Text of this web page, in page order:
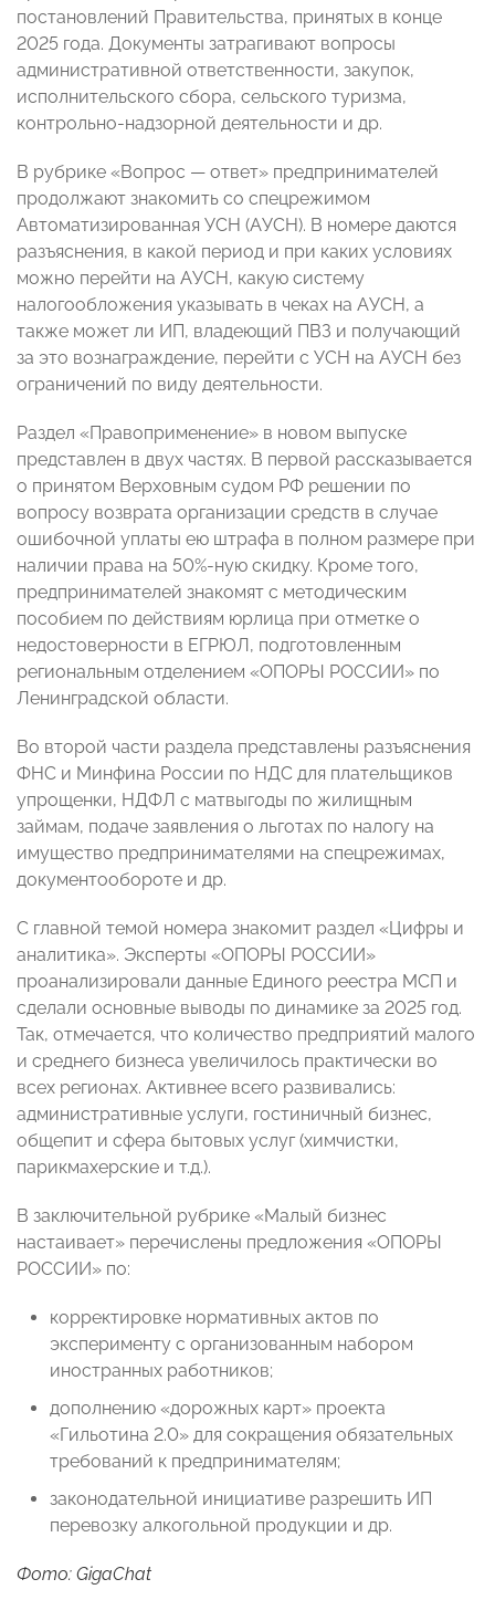
постановлений Правительства, принятых в конце
2025 года. Документы затрагивают вопросы
административной ответственности, закупок,
исполнительского сбора, сельского туризма,
контрольно-надзорной деятельности и др.
В рубрике «Вопрос — ответ» предпринимателей
продолжают знакомить со спецрежимом
Автоматизированная УСН (АУСН). В номере даются
разъяснения, в какой период и при каких условиях
можно перейти на АУСН, какую систему
налогообложения указывать в чеках на АУСН, а
также может ли ИП, владеющий ПВЗ и получающий
за это вознаграждение, перейти с УСН на АУСН без
ограничений по виду деятельности.
Раздел «Правоприменение» в новом выпуске
представлен в двух частях. В первой рассказывается
о принятом Верховным судом РФ решении по
вопросу возврата организации средств в случае
ошибочной уплаты ею штрафа в полном размере при
наличии права на 50%-ную скидку. Кроме того,
предпринимателей знакомят с методическим
пособием по действиям юрлица при отметке о
недостоверности в ЕГРЮЛ, подготовленным
региональным отделением «ОПОРЫ РОССИИ» по
Ленинградской области.
Во второй части раздела представлены разъяснения
ФНС и Минфина России по НДС для плательщиков
упрощенки, НДФЛ с матвыгоды по жилищным
займам, подаче заявления о льготах по налогу на
имущество предпринимателями на спецрежимах,
документообороте и др.
С главной темой номера знакомит раздел «Цифры и
аналитика». Эксперты «ОПОРЫ РОССИИ»
проанализировали данные Единого реестра МСП и
сделали основные выводы по динамике за 2025 год.
Так, отмечается, что количество предприятий малого
и среднего бизнеса увеличилось практически во
всех регионах. Активнее всего развивались:
административные услуги, гостиничный бизнес,
общепит и сфера бытовых услуг (химчистки,
парикмахерские и т.д.).
В заключительной рубрике «Малый бизнес
настаивает» перечислены предложения «ОПОРЫ
РОССИИ» по:
корректировке нормативных актов по
эксперименту с организованным набором
иностранных работников;
дополнению «дорожных карт» проекта
«Гильотина 2.0» для сокращения обязательных
требований к предпринимателям;
законодательной инициативе разрешить ИП
перевозку алкогольной продукции и др.
Фото: GigaChat